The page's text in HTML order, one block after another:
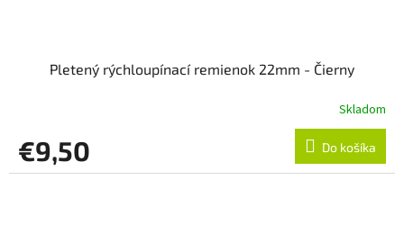
Pletený rýchloupínací remienok 22mm - Čierny
Skladom
€9,50 Do košíka